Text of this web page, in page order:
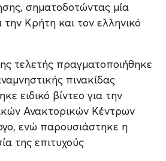
σηματοδοτώντας μία
την Κρήτη και τον ελληνικό
τελετής πραγματοποιήθηκε
πινακίδας
ειδικό βίντεο για την
Ανακτορικών Κέντρων
ενώ παρουσιάστηκε η
της επιτυχούς